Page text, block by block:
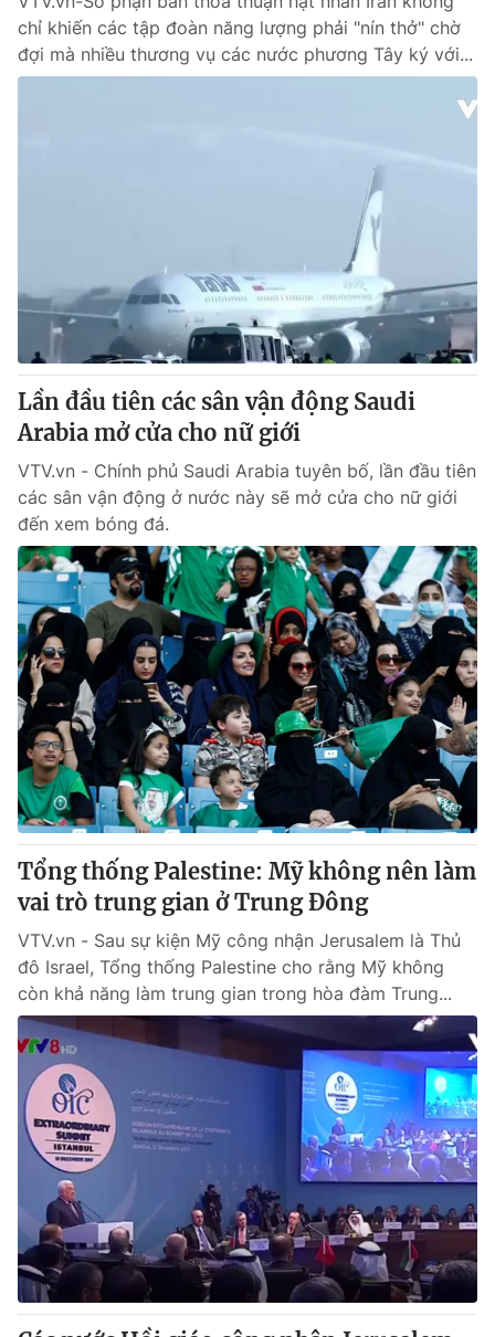
chỉ khiến các tập đoàn năng lượng phải "nín thở" chờ
đợi mà nhiều thương vụ các nước phương Tây ký với...
Lần đầu tiên các sân vận động Saudi
Arabia mở cửa cho nữ giới
VTV.vn - Chính phủ Saudi Arabia tuyên bố, lần đầu tiên
các sân vận động ở nước này sẽ mở cửa cho nữ giới
đến xem bóng đá.
Tổng thống Palestine: Mỹ không nên làm
vai trò trung gian ở Trung Đông
VTV.vn - Sau sự kiện Mỹ công nhận Jerusalem là Thủ
đô Israel, Tổng thống Palestine cho rằng Mỹ không
còn khả năng làm trung gian trong hòa đàm Trung...